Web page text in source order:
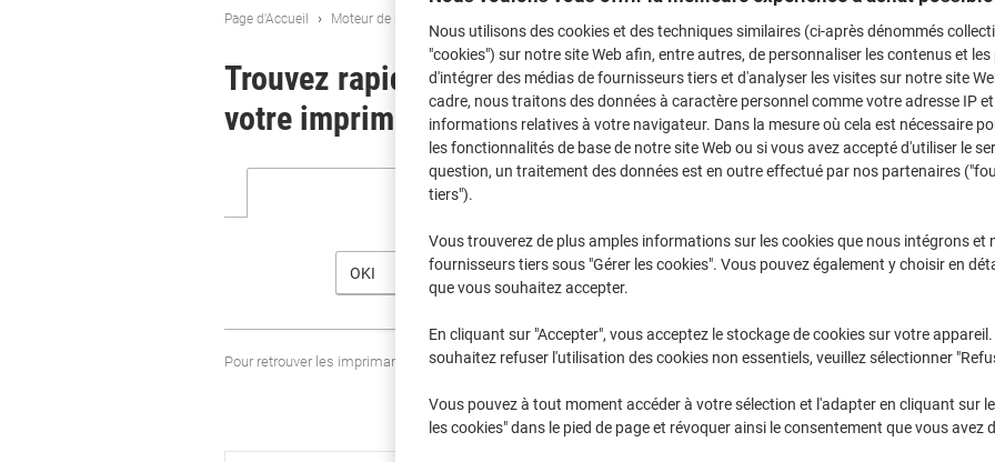
Page d'Accueil Moteur de recherche d'encre et toner
Trouvez rapidement les cartouches d'encre, toners ou
votre imprimante.
OKI Okimate OKI
Pour retrouver les imprimantes listées et/ou les cartouches précédemment achetéesSe connecter
OKI Okimate 240 Cartouches Jet
Nous utilisons des cookies et des techniques similaires (ci-après dénommés
"cookies") sur notre site Web afin, entre autres, de personnaliser les contenus et les
d'intégrer des médias de fournisseurs tiers et d'analyser les visites sur notre site
cadre, nous traitons des données à caractère personnel comme votre adresse IP et
informations relatives à votre navigateur. Dans la mesure où cela est nécessaire
les fonctionnalités de base de notre site Web ou si vous avez accepté d'utiliser le
question, un traitement des données est en outre effectué par nos partenaires
tiers").
Vous trouverez de plus amples informations sur les cookies que nous intégrons et
fournisseurs tiers sous "Gérer les cookies". Vous pouvez également y choisir en
que vous souhaitez accepter.
En cliquant sur "Accepter", vous acceptez le stockage de cookies sur votre appareil.
souhaitez refuser l'utilisation des cookies non essentiels, veuillez sélectionner
Vous pouvez à tout moment accéder à votre sélection et l'adapter en cliquant sur le
les cookies" dans le pied de page et révoquer ainsi le consentement que vous avez